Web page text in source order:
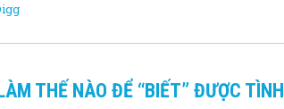
THẾ NÀO ĐỂ “BIẾT” ĐƯỢC TÌNH